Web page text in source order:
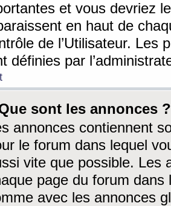
et vous devriez
en haut de
de l’Utilisateur. Les
définies par
sont les annonces ?
annonces contiennent
le forum dans lequel
vite que possible. Les
page du forum dans
avec les annonces